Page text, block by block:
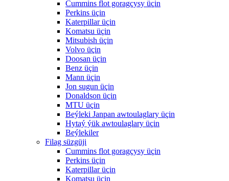
Cummins flot goragçysy üçin
Perkins üçin
Katerpillar üçin
Komatsu üçin
Mitsubish üçin
Volvo üçin
Doosan üçin
Benz üçin
Mann üçin
Jon sugun üçin
Donaldson üçin
MTU üçin
Beýleki Janpan awtoulaglary üçin
Hytaý ýük awtoulaglary üçin
Beýlekiler
Filag süzgüji
Cummins flot goragçysy üçin
Perkins üçin
Katerpillar üçin
Komatsu üçin